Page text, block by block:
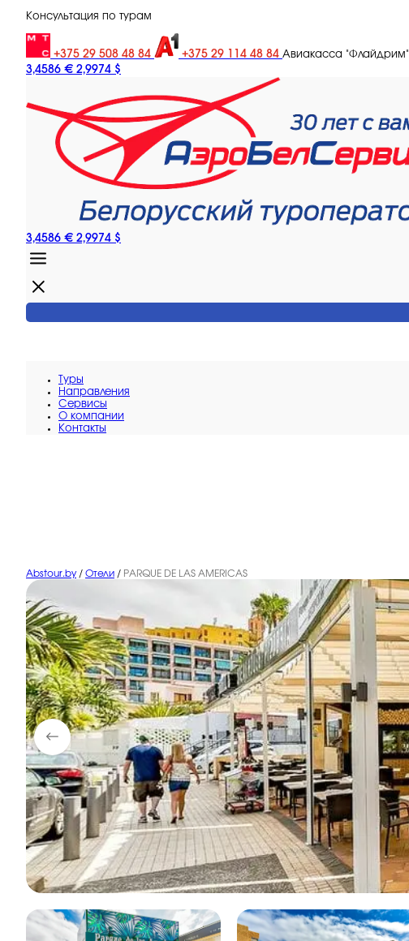
Консультация по турам
+375 29 508 48 84 +375 29 114 48 84 Авиакасса "Флайдрим"
3,4586 € 2,9974 $
3,4586 € 2,9974 $
Туры
Направления
Сервисы
O компании
Контакты
Abstour.by / Отели / PARQUE DE LAS AMERICAS